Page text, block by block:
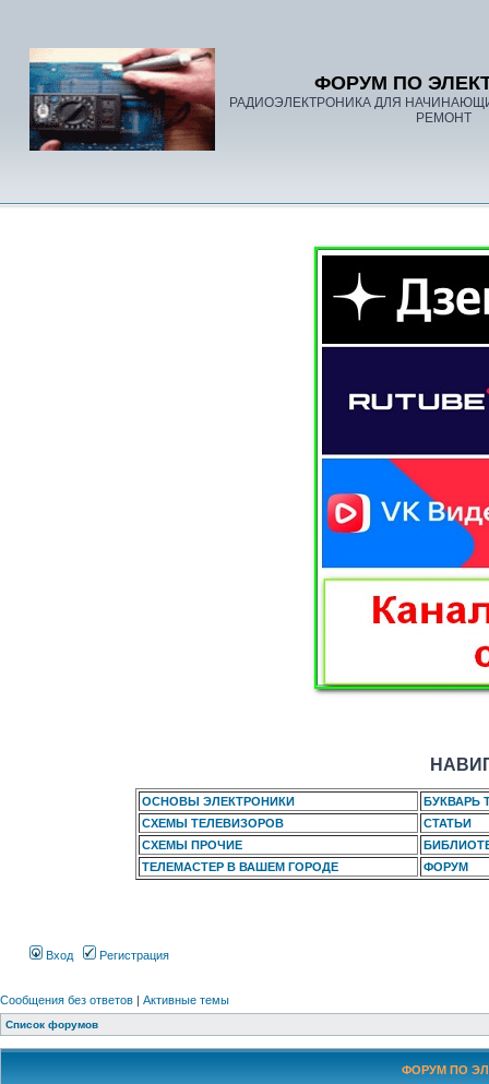
ФОРУМ ПО
РАДИОЭЛЕКТРОНИКА ДЛЯ
РЕМОНТ
ОСНОВЫ ЭЛЕКТРОНИКИ
БУКВАРЬ
СХЕМЫ ТЕЛЕВИЗОРОВ
СТАТЬИ
СХЕМЫ ПРОЧИЕ
ТЕЛЕМАСТЕР В ВАШЕМ ГОРОДЕ
ФОРУМ
Вход Регистрация
Сообщения без ответов | Активные темы
Список форумов
ФОРУМ ПО